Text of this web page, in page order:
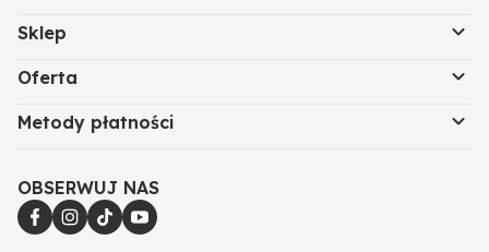
Sklep
Oferta
Metody płatności
OBSERWUJ NAS